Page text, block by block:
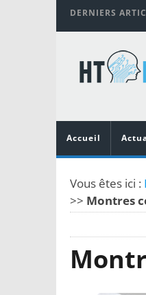
DERNIERS
Accueil
Vous êtes ici :
>> Montres